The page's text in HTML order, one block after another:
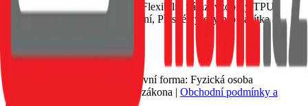
zachovává vzhled smartphone, Flexibilní nárazuvzdorný TPU
materiál, Tenké a lehké provedení, Přesné výřezy pro tlačítka a
Nedostupné
Petr Matyáš, IČ: 00705331, Právní forma: Fyzická osoba
podnikající dle živnostenského zákona | Obchodní podmínky a